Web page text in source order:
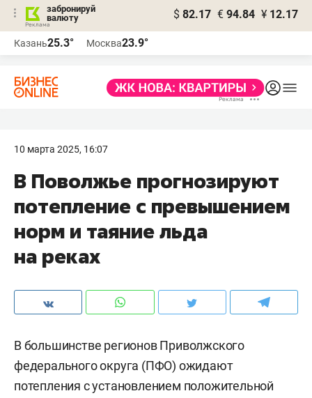
забронируй
валюту
$ 82.17 € 94.84 ¥ 12.17
Казань25.3° Москва23.9°
10 марта 2025, 16:07
В Поволжье прогнозируют
потепление с превышением
норм и таяние льда
на реках
В большинстве регионов Приволжского
федерального округа (ПФО) ожидают
потепления с установлением положительной